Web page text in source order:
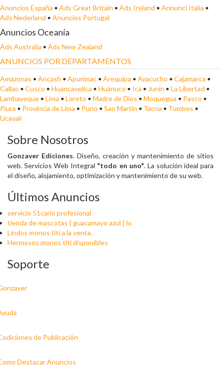
Anuncios España • Ads Great Britain • Ads Ireland • Annunci Italia •
Ads Nederland • Anuncios Portugal
Anuncios Oceanía
Ads Australia • Ads New Zealand
ANUNCIOS POR DEPARTAMENTOS
Amazonas • Ancash • Apurímac • Arequipa • Ayacucho • Cajamarca •
Callao • Cusco • Huancavelica • Huánuco • Ica • Junín • La Libertad •
Lambayeque • Lima • Loreto • Madre de Dios • Moquegua • Pasco •
Piura • Provincia de Lima • Puno • San Martín • Tacna • Tumbes •
Ucayali
Sobre Nosotros
Gonzaver Ediciones. Diseño, creación y mantenimiento de sitios
web. Servicios Web Integral "todo en uno". La solución ideal para
el diseño, alojamiento, optimización y mantenimiento de su web.
Últimos Anuncios
servicio 51cario profesional
tienda de mascotas | guacamayo azul | lo
Lindos monos tití a la venta.
Hermosos monos tití disponibles
Soporte
de Publicación
Destacar Anuncios